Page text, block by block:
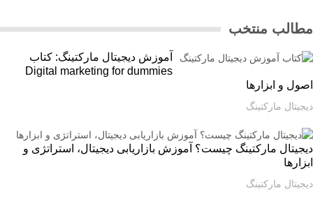
منتخب
آموزش دیجیتال مارکتینگ: کتاب
Digital marketing for dummies
و ابزارها
مارکتینگ
مارکتینگ چیست؟ آموزش بازاریابی دیجیتال، استراتژی و
مارکتینگ